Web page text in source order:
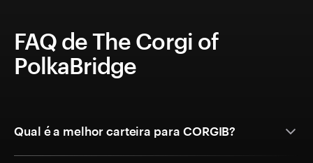
FAQ de The Corgi of
PolkaBridge
Qual é a melhor carteira para CORGIB?